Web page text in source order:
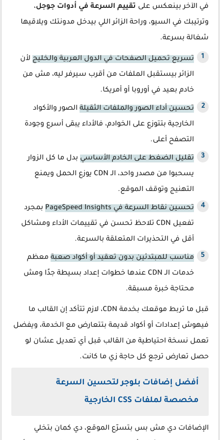
في الآخر بينعكس على تقييم السرعة في أدوات جوجل،
وترتيبك في السيو، وراحة الزائر اللي بيدخل مدونتك ويلاقيها
شغالة بسرعة.
تسريع تحميل الصفحات في الدول العربية والخليج لأن
الزائر بيستقبل الملفات من أقرب سيرفر ليه، مش من
خادم بعيد في أوروبا أو أمريكا.
تحسين أداء الصور والملفات الثقيلة الصور والأكواد
الخارجية بتتوزع على الخوادم، فالأداء يبقى أسرع وجودة
التصفح أعلى.
تقليل الضغط على الخادم الأساسي بدل ما كل الزوار
يسحبوا من مصدر واحد، الـ CDN يوزع الحمل ويمنع
التهنيج وتوقف الموقع.
تحسين نقاط السرعة في PageSpeed Insights
بمجرد
تفعيل CDN تلاحظ تحسن في تقييمات الأداء ومشاكل
أقل في التحذيرات المتعلقة بالسرعة.
مناسب للمبتدئين بدون تعقيد أو أكواد صعبة معظم
خدمات الـ CDN عندها خطوات إعداد بسيطة جدًا ومش
محتاجة خبرة مسبقة.
قبل ما تربط موقعك بخدمة CDN، لازم تتأكد إن القالب ما
فيهوش إعدادات أو أكواد قديمة بتتعارض مع الخدمة، ويفضل
تعمل نسخة احتياطية من القالب قبل أي تعديل عشان لو
حصل تعارض ترجع كل حاجة زي ما كانت.
أفضل إضافات بلوجر لتحسين السرعة
مخصصة لملفات CSS الخارجية
الإضافات دي مش بس بتسرّع الموقع، دي كمان بتخلي